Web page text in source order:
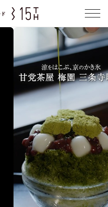
､美食への
ラン」をご用意 —
しスイーツ
りスイーツ3選 ―